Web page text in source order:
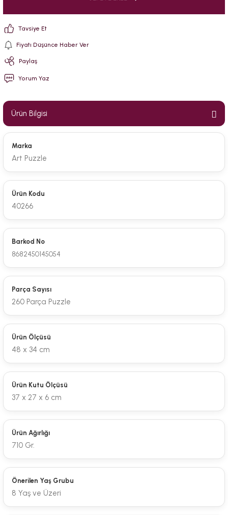
Tavsiye Et
Fiyatı Düşünce Haber Ver
Paylaş
Yorum Yaz
Ürün Bilgisi
Marka
Art Puzzle
Ürün Kodu
40266
Barkod No
8682450145054
Parça Sayısı
260 Parça Puzzle
Ürün Ölçüsü
48 x 34 cm
Ürün Kutu Ölçüsü
37 x 27 x 6 cm
Ürün Ağırlığı
710 Gr.
Önerilen Yaş Grubu
8 Yaş ve Üzeri